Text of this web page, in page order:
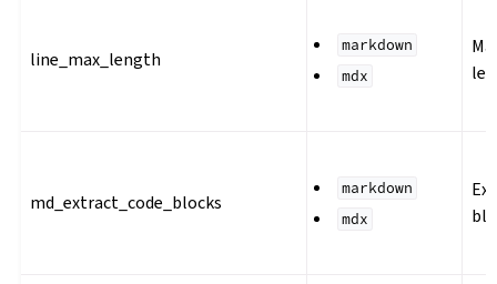
line_max_length
markdown
mdx
md_extract_code_blocks
markdown
mdx